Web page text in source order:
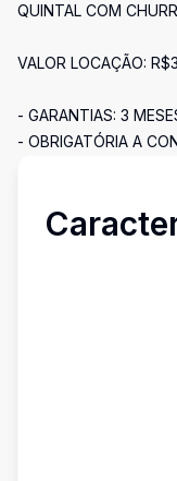
QUINTAL COM
VALOR LOCAÇÃO:
- GARANTIAS: 3
- OBRIGATÓRIA A